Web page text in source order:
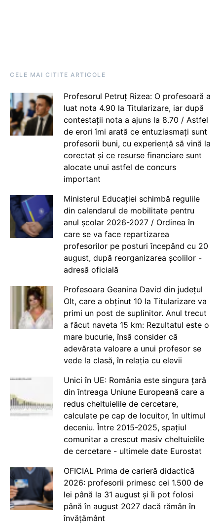
CELE MAI CITITE ARTICOLE
Profesorul Petruț Rizea: O profesoară a
luat nota 4.90 la Titularizare, iar după
contestații nota a ajuns la 8.70 / Astfel
de erori îmi arată ce entuziasmați sunt
profesorii buni, cu experiență să vină la
corectat și ce resurse financiare sunt
alocate unui astfel de concurs
important
Ministerul Educației schimbă regulile
din calendarul de mobilitate pentru
anul școlar 2026-2027 / Ordinea în
care se va face repartizarea
profesorilor pe posturi începând cu 20
august, după reorganizarea școlilor -
adresă oficială
Profesoara Geanina David din județul
Olt, care a obținut 10 la Titularizare va
primi un post de suplinitor. Anul trecut
a făcut naveta 15 km: Rezultatul este o
mare bucurie, însă consider că
adevărata valoare a unui profesor se
vede la clasă, în relația cu elevii
Unici în UE: România este singura țară
din întreaga Uniune Europeană care a
redus cheltuielile de cercetare,
calculate pe cap de locuitor, în ultimul
deceniu. Între 2015-2025, spațiul
comunitar a crescut masiv cheltuielile
de cercetare - ultimele date Eurostat
OFICIAL Prima de carieră didactică
2026: profesorii primesc cei 1.500 de
lei până la 31 august și îi pot folosi
până în august 2027 dacă rămân în
învățământ